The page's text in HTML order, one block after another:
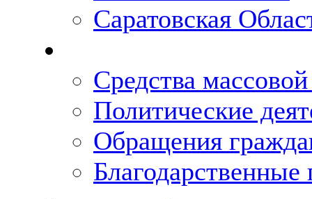
Саратовская
Средства
Политические
Обращения
Благодарственные